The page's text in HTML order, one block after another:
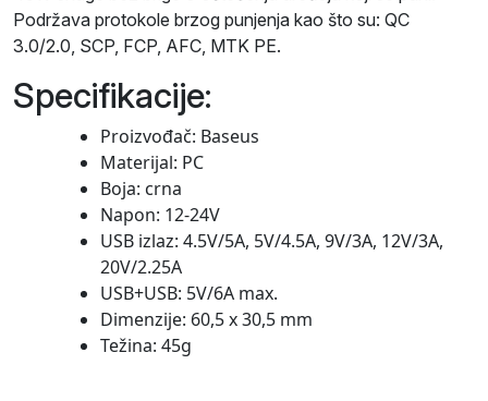
Podržava protokole brzog punjenja kao što su: QC
3.0/2.0, SCP, FCP, AFC, MTK PE.
Specifikacije:
Proizvođač: Baseus
Materijal: PC
Boja: crna
Napon: 12-24V
USB izlaz: 4.5V/5A, 5V/4.5A, 9V/3A, 12V/3A,
20V/2.25A
USB+USB: 5V/6A max.
Dimenzije: 60,5 x 30,5 mm
Težina: 45g